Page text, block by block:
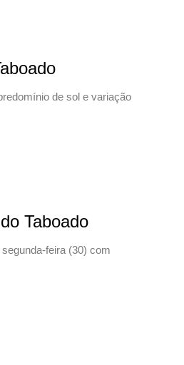
de sol e variação
Taboado
feira (30) com